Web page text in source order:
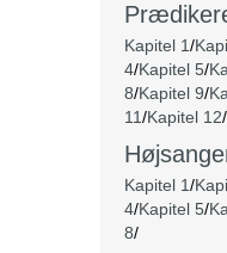
Kapitel 1/
4/Kapitel 5/
8/Kapitel 9/
11/Kapitel 12/
Kapitel 1/
4/Kapitel 5/
8/